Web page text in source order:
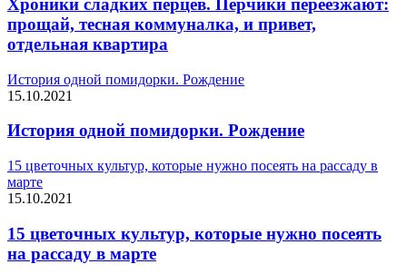
Хроники сладких перцев. Перчики переезжают:
прощай, тесная коммуналка, и привет,
отдельная квартира
История одной помидорки. Рождение
15.10.2021
История одной помидорки. Рождение
15 цветочных культур, которые нужно посеять на рассаду в
марте
15.10.2021
15 цветочных культур, которые нужно посеять
на рассаду в марте